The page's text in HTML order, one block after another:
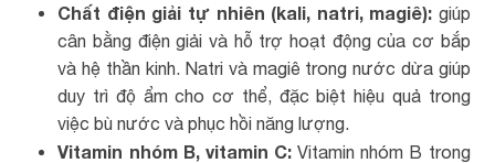
Chất điện giải tự nhiên (kali, natri, magiê): giúp
cân bằng điện giải và hỗ trợ hoạt động của cơ bắp
và hệ thần kinh. Natri và magiê trong nước dừa giúp
duy trì độ ẩm cho cơ thể, đặc biệt hiệu quả trong
việc bù nước và phục hồi năng lượng.
Vitamin nhóm B, vitamin C:Vitamin nhóm B trong